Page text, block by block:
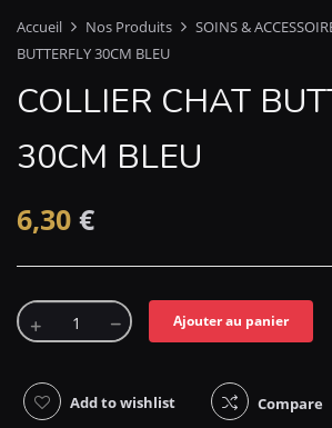
Accueil Nos Produits SOINS &
BUTTERFLY 30CM BLEU
COLLIER CHAT
30CM BLEU
6,30 €
Ajouter au panier
Add to wishlist Compare